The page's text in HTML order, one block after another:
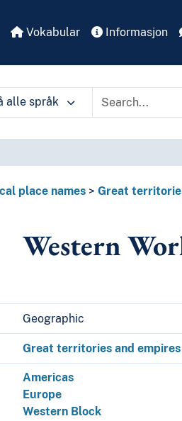
Vokabular Informasjon
alle språk
place names Great
Western
Geographic
Great territories and empires
Americas
Europe
Western Block